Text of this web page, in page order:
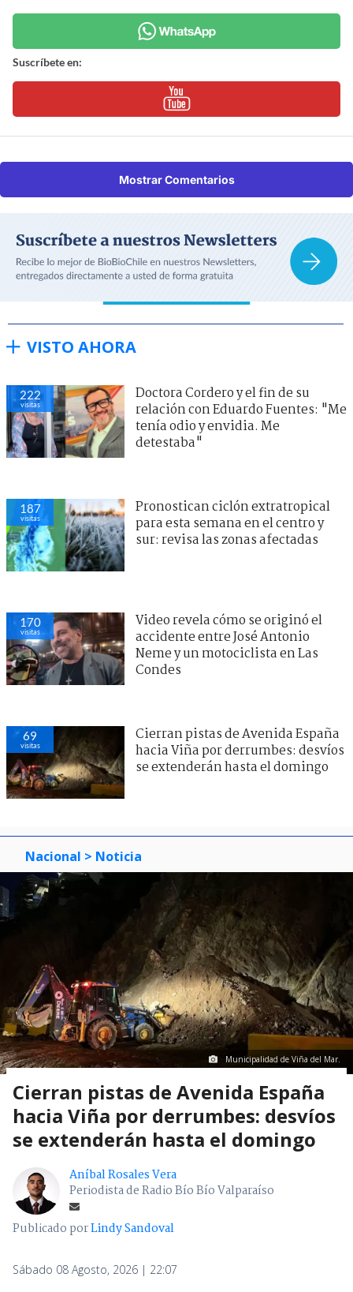
Suscríbete en:
Mostrar Comentarios
VISTO AHORA
222
visitas
Doctora Cordero y el fin de su
relación con Eduardo Fuentes: "Me
tenía odio y envidia. Me
detestaba"
187
visitas
Pronostican ciclón extratropical
para esta semana en el centro y
sur: revisa las zonas afectadas
170
visitas
Video revela cómo se originó el
accidente entre José Antonio
Neme y un motociclista en Las
Condes
69
visitas
Cierran pistas de Avenida España
hacia Viña por derrumbes: desvíos
se extenderán hasta el domingo
Nacional > Noticia
Municipalidad de Viña del Mar.
Cierran pistas de Avenida España
hacia Viña por derrumbes: desvíos
se extenderán hasta el domingo
Aníbal Rosales Vera
Periodista de Radio Bío Bío Valparaíso
Publicado porLindy Sandoval
Sábado 08 Agosto, 2026 | 22:07